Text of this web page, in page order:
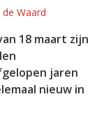
de Waard
18 maart zijn
jaren
nieuw in